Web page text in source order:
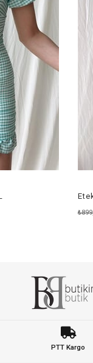
PTT Kargo